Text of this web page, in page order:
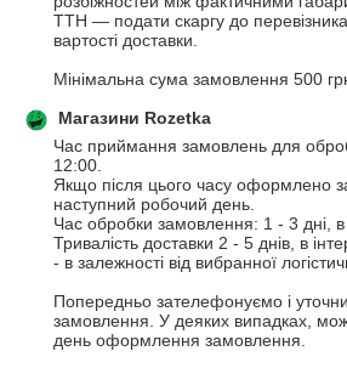
ТТН — подати скаргу до
вартості доставки.
Мінімальна сума замовлення 500
Магазини Rozetka
Час приймання замовлень для
12:00.
Якщо після цього часу оформлено
наступний робочий день.
Час обробки замовлення: 1 - 3 дні, в
Тривалість доставки 2 - 5 днів, в
- в залежності від вибранної
Попередньо зателефонуємо і
замовлення. У деяких випадках,
день оформлення замовлення.